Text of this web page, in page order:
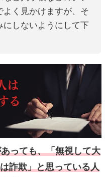
よく見かけますが、そ
にしないようにして下
っても、「無視して大
詐欺」と思っている人